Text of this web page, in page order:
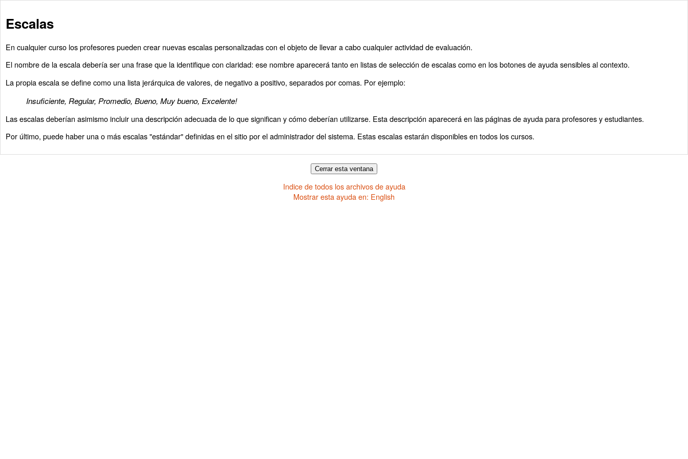
Escalas
En cualquier curso los profesores pueden crear nuevas escalas personalizadas con el objeto de llevar a cabo cualquier actividad de evaluación.
El nombre de la escala debería ser una frase que la identifique con claridad: ese nombre aparecerá tanto en listas de selección de escalas como en los botones de ayuda sensibles al contexto.
La propia escala se define como una lista jerárquica de valores, de negativo a positivo, separados por comas. Por ejemplo:
Insuficiente, Regular, Promedio, Bueno, Muy bueno, Excelente!
Las escalas deberían asimismo incluir una descripción adecuada de lo que significan y cómo deberían utilizarse. Esta descripción aparecerá en las páginas de ayuda para profesores y estudiantes.
Por último, puede haber una o más escalas "estándar" definidas en el sitio por el administrador del sistema. Estas escalas estarán disponibles en todos los cursos.
Indice de todos los archivos de ayuda
Mostrar esta ayuda en: English